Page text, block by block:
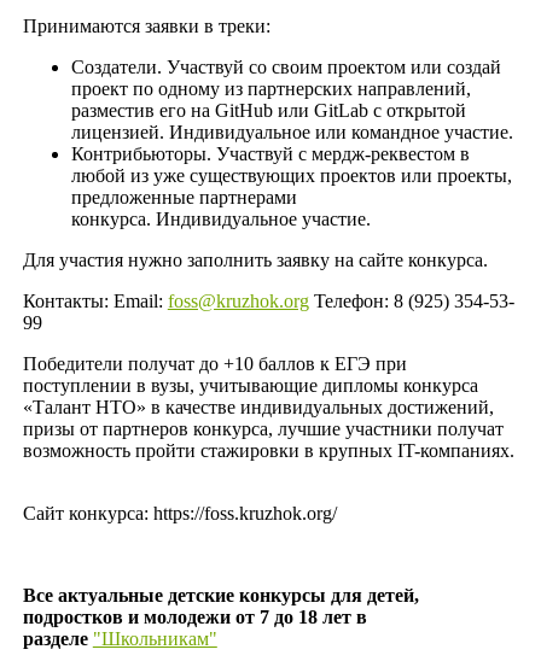
Принимаются заявки в треки:
Создатели. Участвуй со своим проектом или создай
проект по одному из партнерских направлений,
разместив его на GitHub или GitLab с открытой
лицензией. Индивидуальное или командное участие.
Контрибьюторы. Участвуй с мердж-реквестом в
любой из уже существующих проектов или проекты,
предложенные партнерами
конкурса. Индивидуальное участие.
Для участия нужно заполнить заявку на сайте конкурса.
Контакты: Email: foss@kruzhok.orgТелефон: 8 (925) 354-53-
99
Победители получат до +10 баллов к ЕГЭ при
поступлении в вузы, учитывающие дипломы конкурса
«Талант НТО» в качестве индивидуальных достижений,
призы от партнеров конкурса, лучшие участники получат
возможность пройти стажировки в крупных IT-компаниях.
Сайт конкурса: https://foss.kruzhok.org/
Все актуальные детские конкурсы для детей,
подростков и молодежи от 7 до 18 лет в
разделе "Школьникам"